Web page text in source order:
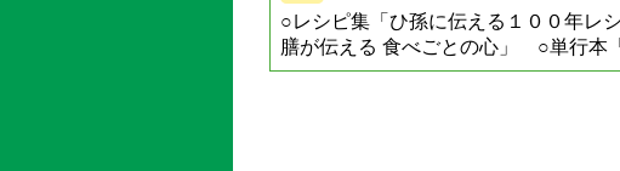
○レシピ集「ひ孫に伝える１００年
膳が伝える 食べごとの心」 ○単行本